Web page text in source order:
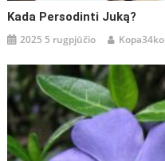
Kada Persodinti Juką?
2025 5 rugpjūčio